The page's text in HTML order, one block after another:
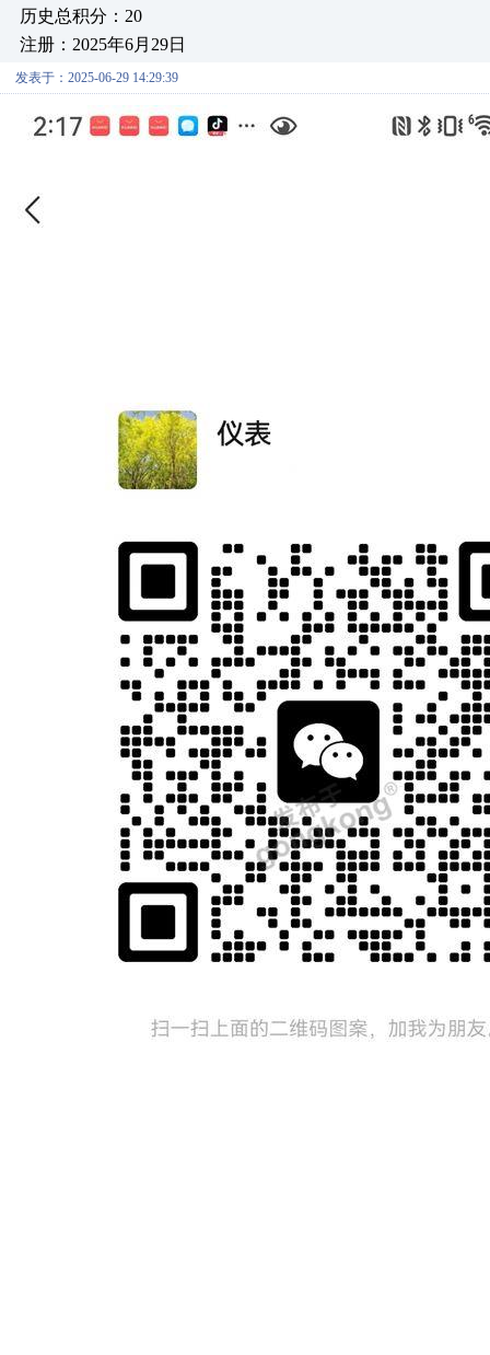
历史总积分：20
注册：2025年6月29日
发表于：2025-06-29 14:29:39